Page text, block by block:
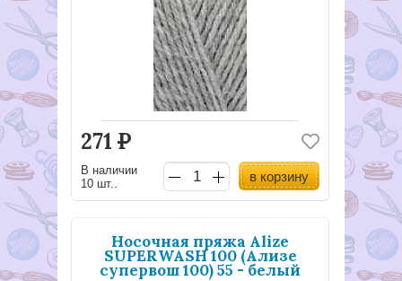
271 Р
В наличии
10 шт..
в корзину
Носочная пряжа Alize
SUPERWASH 100 (Ализе
супервош 100) 55 - белый